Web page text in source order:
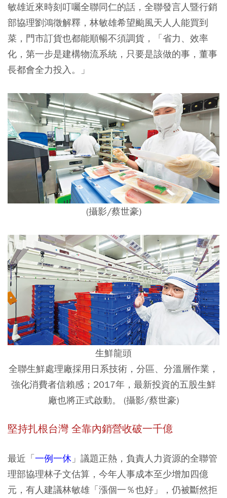
敏雄近來時刻叮囑全聯同仁的話，全聯發言人暨行銷
部協理劉鴻徵解釋，林敏雄希望颱風天人人能買到
菜，門市訂貨也都能順暢不須調貨，「省力、效率
化，第一步是建構物流系統，只要是該做的事，董事
長都會全力投入。」
(攝影/蔡世豪)
生鮮龍頭
全聯生鮮處理廠採用日系技術，分區、分溫層作業，
強化消費者信賴感；2017年，最新投資的五股生鮮
廠也將正式啟動。 (攝影/蔡世豪)
堅持扎根台灣 全靠內銷營收破一千億
最近「一例一休 」議題正熱，負責人力資源的全聯管
理部協理林子文估算，今年人事成本至少增加四億
元，有人建議林敏雄「漲個一％也好」，仍被斷然拒